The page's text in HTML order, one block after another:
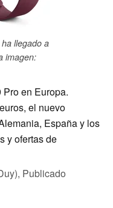
llegado a
imagen:
en Europa.
el nuevo
España y los
y ofertas de
Publicado